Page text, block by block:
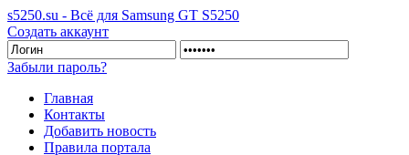
s5250.su - Всё для Samsung GT S5250
Создать аккаунт
Забыли пароль?
Главная
Контакты
Добавить новость
Правила портала